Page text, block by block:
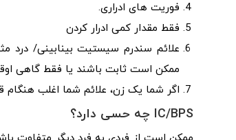
فوریت های ادراری.
فقط مقدار کمی ادرار کردن
علائم سندرم سیستیت بینابینی/ درد
ممکن است ثابت باشند یا فقط گاهی
اگر شما یک زن، علائم شما اغلب هنگام
IC/BPS چه حسی دارد؟